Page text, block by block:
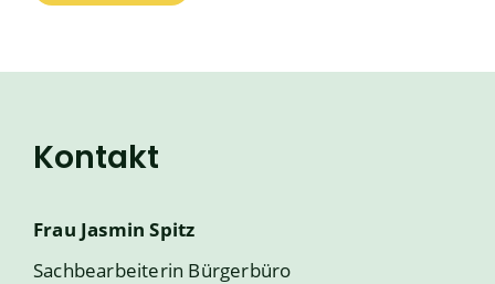
Kontakt
Frau Jasmin Spitz
Sachbearbeiterin Bürgerbüro